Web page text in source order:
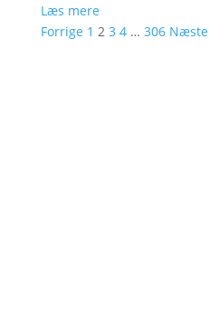
Læs mere
Forrige 1 2 3 4 … 306 Næste